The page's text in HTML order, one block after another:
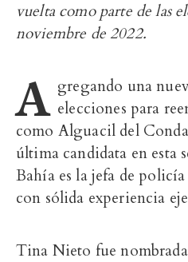
vuelta como parte de las
noviembre de 2022.
A gregando una
elecciones para
como Alguacil del
última candidata en esta
Bahía es la jefa de
con sólida experiencia
Tina Nieto fue